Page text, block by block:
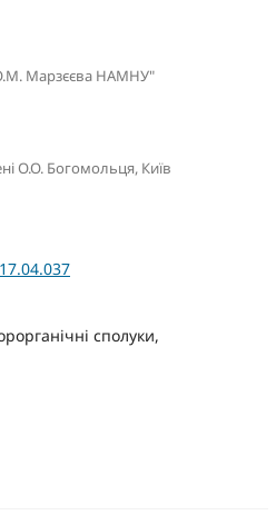
О.М. Марзєєва НАМНУ"
О.О. Богомольця, Київ
сполуки,